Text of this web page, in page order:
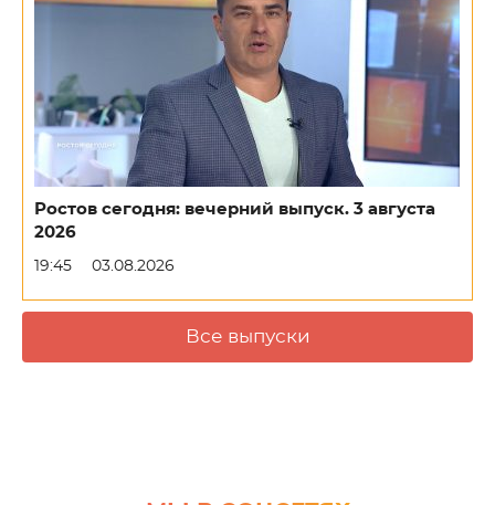
Ростов сегодня: вечерний выпуск. 3 августа
2026
19:45 03.08.2026
Все выпуски